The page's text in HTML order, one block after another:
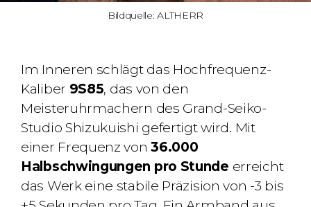
Bildquelle: ALTHERR
Im Inneren schlägt das Hochfrequenz-
Kaliber 9S85, das von den
Meisteruhrmachern des Grand-Seiko-
Studio Shizukuishi gefertigt wird. Mit
einer Frequenz von36.000
Halbschwingungen pro Stunde erreicht
das Werk eine stabile Präzision von -3 bis